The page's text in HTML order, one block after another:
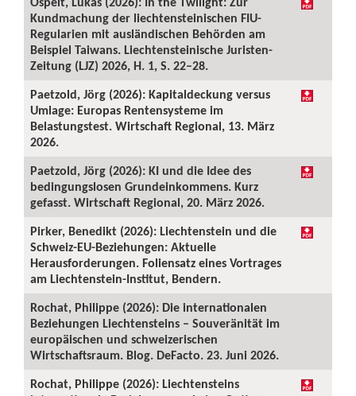
Kundmachung der liechtensteinischen FIU-
Regularien mit ausländischen Behörden am
Beispiel Taiwans. Liechtensteinische Juristen-
Zeitung (LJZ) 2026, H. 1, S. 22–28.
Paetzold, Jörg (2026): Kapitaldeckung versus
Umlage: Europas Rentensysteme im
Belastungstest. Wirtschaft Regional, 13. März
2026.
Paetzold, Jörg (2026): KI und die Idee des
bedingungslosen Grundeinkommens. Kurz
gefasst. Wirtschaft Regional, 20. März 2026.
Pirker, Benedikt (2026): Liechtenstein und die
Schweiz-EU-Beziehungen: Aktuelle
Herausforderungen. Foliensatz eines Vortrages
am Liechtenstein-Institut, Bendern.
Rochat, Philippe (2026): Die internationalen
Beziehungen Liechtensteins – Souveränität im
europäischen und schweizerischen
Wirtschaftsraum. Blog. DeFacto. 23. Juni 2026.
Rochat, Philippe (2026): Liechtensteins